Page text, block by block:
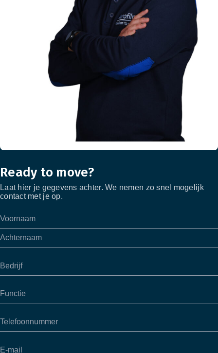
Ready to move?
Laat hier je gegevens achter. We nemen zo snel mogelijk
contact met je op.